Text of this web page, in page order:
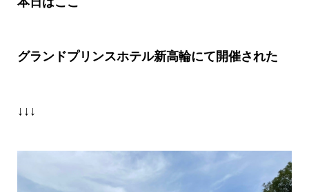
グランドプリンスホテル新高輪にて開催された
↓↓↓